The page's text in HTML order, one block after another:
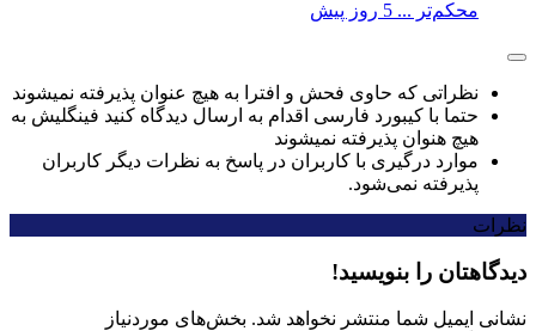
محکم‌تر ... 5 روز پیش
نظراتی که حاوی فحش و افترا به هیچ عنوان پذیرفته نمیشوند
حتما با کیبورد فارسی اقدام به ارسال دیدگاه کنید فینگلیش به
هیچ هنوان پذیرفته نمیشوند
موارد درگیری با کاربران در پاسخ به نظرات دیگر کاربران
پذیرفته نمی‌شود.
نظرات
دیدگاهتان را بنویسید!
نشانی ایمیل شما منتشر نخواهد شد. بخش‌های موردنیاز